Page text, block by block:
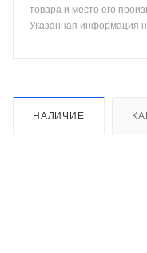
товара и место его
Указанная информация
НАЛИЧИЕ